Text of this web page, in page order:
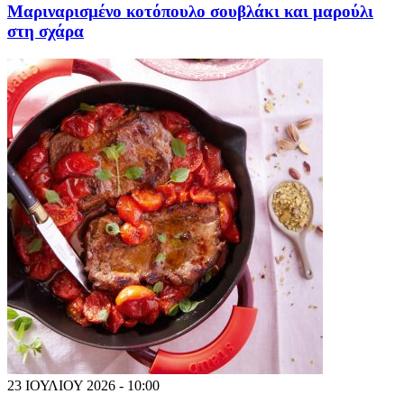
Μαριναρισμένο κοτόπουλο σουβλάκι και μαρούλι
στη σχάρα
23 ΙΟΥΛΙΟΥ 2026 - 10:00